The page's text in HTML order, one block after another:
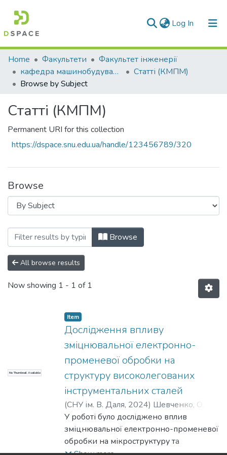
Log In (current)
Communities & Collections
All of DSpace
Home Факультети
Факультет інженерії
кафедра машинобудування та прикладної механіки
Статті (КМПМ)
Browse by Subject
Статті (КМПМ)
Permanent URI for this collection
https://dspace.snu.edu.ua/handle/123456789/320
Browse
Browsing Статті (КМПМ) by Subject
Browse
All browse results
Now showing 1 - 1 of 1
No Thumbnail Available
Item
Дослідження впливу
зміцнювальної електронно-
променевої обробки на
структуру високолегованих
інструментальних сталей
(СНУ ім. В. Даля, 2024) Шевченко, О. В.
Shevchenko, O. V.
У роботі було досліджено вплив
зміцнювальної електронно-променевої
обробки на мікроструктуру та